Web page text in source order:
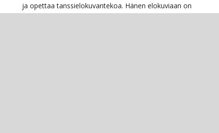
ja opettaa tanssielokuvantekoa. Hänen elokuviaan on